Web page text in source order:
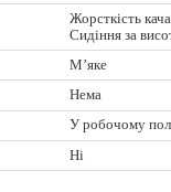
Жорсткість
Сидіння за
М’яке
Нема
У робочому
Ні